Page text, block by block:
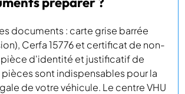
documents : carte grise barrée
Cerfa 15776 et certificat de non-
pièce d'identité et justificatif de
sont indispensables pour la
de votre véhicule. Le centre VHU